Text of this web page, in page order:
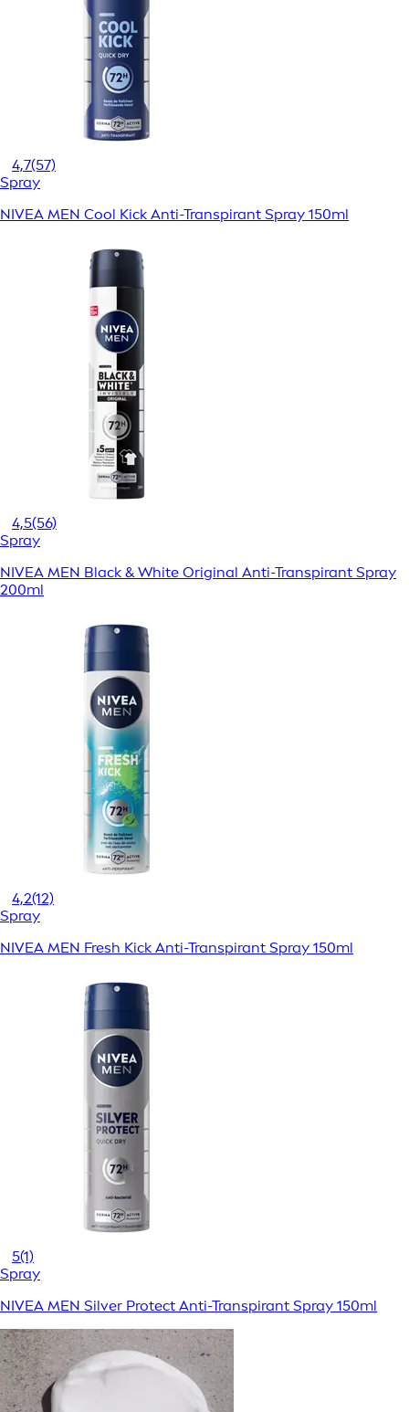
4,7(57)
Spray
NIVEA MEN Cool Kick Anti-Transpirant Spray 150ml
4,5(56)
Spray
NIVEA MEN Black & White Original Anti-Transpirant Spray
200ml
4,2(12)
Spray
NIVEA MEN Fresh Kick Anti-Transpirant Spray 150ml
5(1)
Spray
NIVEA MEN Silver Protect Anti-Transpirant Spray 150ml